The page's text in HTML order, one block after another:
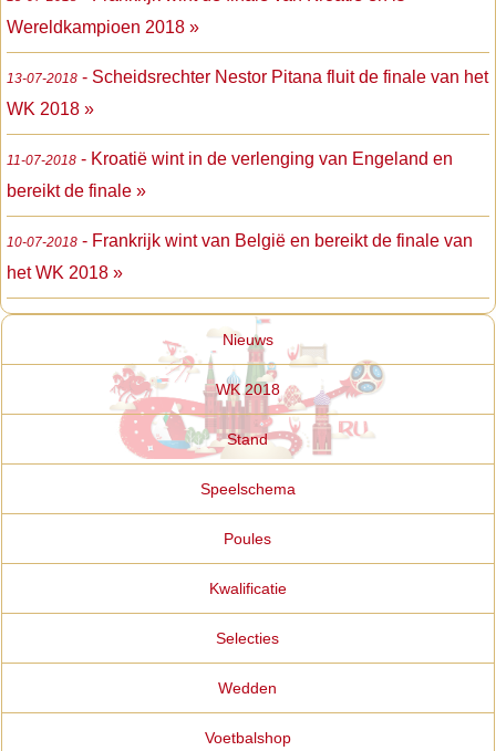
Wereldkampioen 2018 »
13-07-2018 - Scheidsrechter Nestor Pitana fluit de finale van het
WK 2018 »
11-07-2018 - Kroatië wint in de verlenging van Engeland en
bereikt de finale »
10-07-2018 - Frankrijk wint van België en bereikt de finale van
het WK 2018 »
Nieuws
WK 2018
Stand
Speelschema
Poules
Kwalificatie
Selecties
Wedden
Voetbalshop